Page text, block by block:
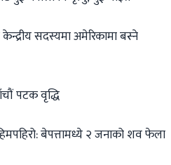
सदस्यमा अमेरिकामा बस्ने
पटक वृद्धि
बेपत्तामध्ये २ जनाको शव फेला